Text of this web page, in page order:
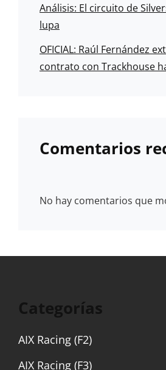
Análisis: El circuito de
lupa
OFICIAL: Raúl Fernández
contrato con Trackhouse
Comentarios
No hay comentarios que
Categorías
AIX Racing (F2)
AIX Racing (F3)